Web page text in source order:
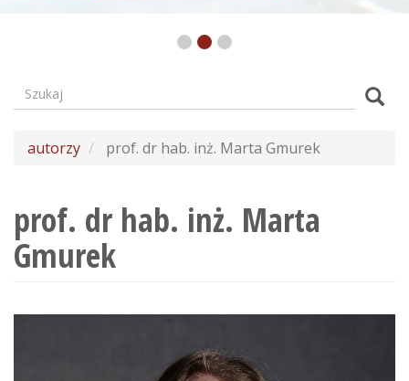
Formularz
wyszukiwania
Szukaj
autorzy prof. dr hab. inż. Marta Gmurek
prof. dr hab. inż. Marta
Gmurek